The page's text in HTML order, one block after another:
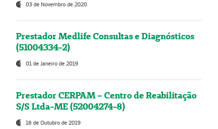
03 de Novembro de 2020
Prestador Medlife Consultas e Diagnósticos
(51004334-2)
01 de Janeiro de 2019
Prestador CERPAM – Centro de Reabilitação
S/S Ltda-ME (52004274-8)
18 de Outubro de 2019